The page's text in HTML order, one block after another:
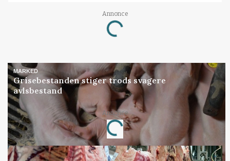
Annonce
Loading...
MARKED
Grisebestanden stiger trods svagere
avlsbestand
Annonce
Loading...